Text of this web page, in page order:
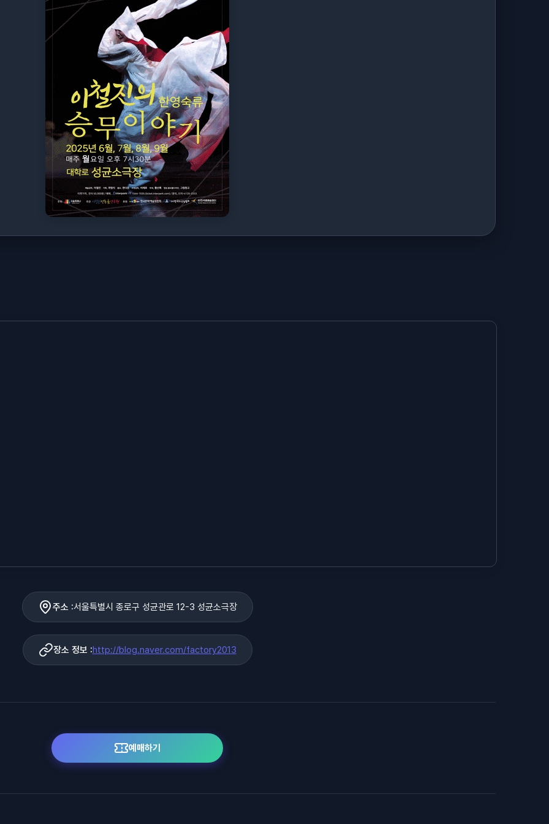
주소 :서울특별시 종로구 성균관로 12-3 성균소극장
장소 정보 :http://blog.naver.com/factory2013
예매하기